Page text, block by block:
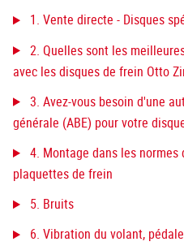
1. Vente directe - Disques
2. Quelles sont les
avec les disques de frein Otto
3. Avez-vous besoin d'une
générale (ABE) pour votre
4. Montage dans les
plaquettes de frein
5. Bruits
6. Vibration du volant,